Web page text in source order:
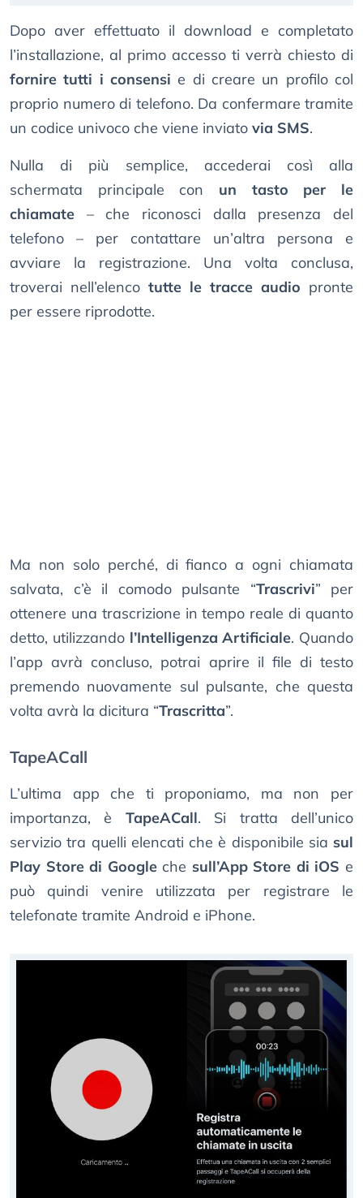
Dopo aver effettuato il download e completato
l’installazione, al primo accesso ti verrà chiesto di
fornire tutti i consensi e di creare un profilo col
proprio numero di telefono. Da confermare tramite
un codice univoco che viene inviato via SMS.
Nulla di più semplice, accederai così alla
schermata principale con un tasto per le
chiamate – che riconosci dalla presenza del
telefono – per contattare un’altra persona e
avviare la registrazione. Una volta conclusa,
troverai nell’elenco tutte le tracce audio pronte
per essere riprodotte.
Ma non solo perché, di fianco a ogni chiamata
salvata, c’è il comodo pulsante “Trascrivi” per
ottenere una trascrizione in tempo reale di quanto
detto, utilizzando l’Intelligenza Artificiale. Quando
l’app avrà concluso, potrai aprire il file di testo
premendo nuovamente sul pulsante, che questa
volta avrà la dicitura “Trascritta”.
TapeACall
L’ultima app che ti proponiamo, ma non per
importanza, è TapeACall. Si tratta dell’unico
servizio tra quelli elencati che è disponibile sia sul
Play Store di Googleche sull’App Store di iOS e
può quindi venire utilizzata per registrare le
telefonate tramite Android e iPhone.